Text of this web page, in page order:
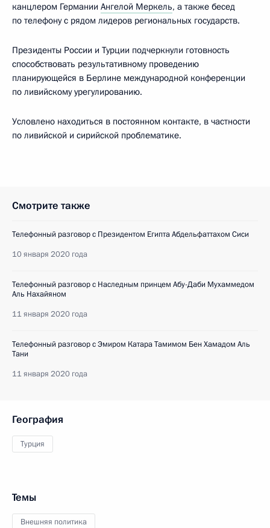
канцлером Германии Ангелой Меркель, а также бесед
по телефону с рядом лидеров региональных государств.
Президенты России и Турции подчеркнули готовность
способствовать результативному проведению
планирующейся в Берлине международной конференции
по ливийскому урегулированию.
Условлено находиться в постоянном контакте, в частности
по ливийской и сирийской проблематике.
Смотрите также
Телефонный разговор с Президентом Египта Абдельфаттахом Сиси
10 января 2020 года
Телефонный разговор с Наследным принцем Абу-Даби Мухаммедом
Аль Нахайяном
11 января 2020 года
Телефонный разговор с Эмиром Катара Тамимом Бен Хамадом Аль
Тани
11 января 2020 года
География
Турция
Темы
Внешняя политика